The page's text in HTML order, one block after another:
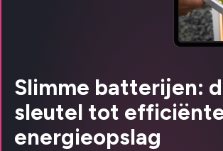
Slimme batterijen:
sleutel tot
energieopslag